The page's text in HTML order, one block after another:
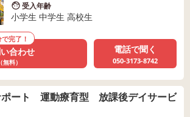
受入年齢
小学生 中学生 高校生
で完了！
合わせ
（無料）
電話で聞く
050-3173-8742
ポート 運動療育型 放課後デイサービ